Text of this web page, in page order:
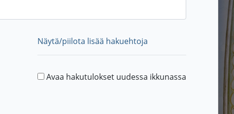
Näytä/piilota lisää hakuehtoja
Avaa hakutulokset uudessa ikkunassa